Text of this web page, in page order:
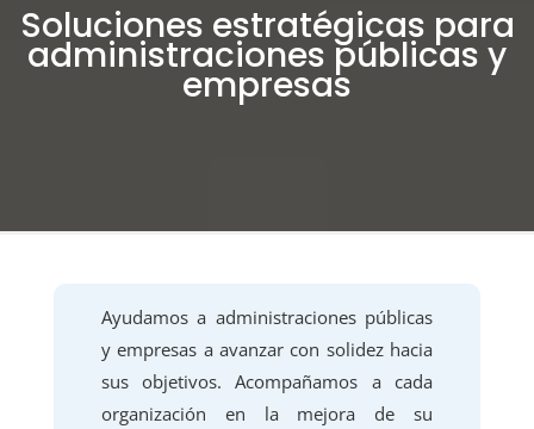
Soluciones estratégicas para
administraciones públicas y
empresas
Ayudamos a administraciones públicas
y empresas a avanzar con solidez hacia
sus objetivos. Acompañamos a cada
organización en la mejora de su